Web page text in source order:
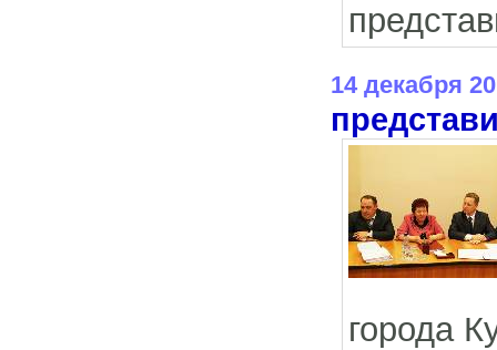
14 декабря
города